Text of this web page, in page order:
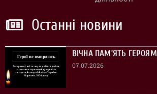
Останні новини
ВІЧНА ПАМ’ЯТЬ ГЕРОЯМ
07.07.2026